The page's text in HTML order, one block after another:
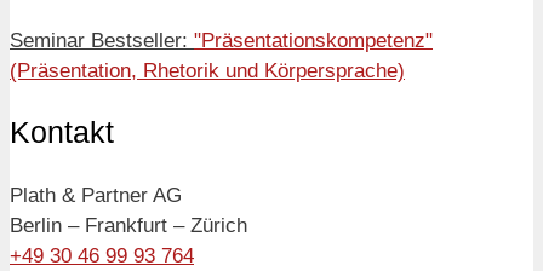
Seminar Bestseller: "Präsentationskompetenz"
(Präsentation, Rhetorik und Körpersprache)
Kontakt
Plath & Partner AG
Berlin – Frankfurt – Zürich
+49 30 46 99 93 764